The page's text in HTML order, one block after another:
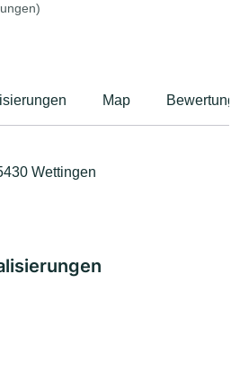
Map
Wettingen